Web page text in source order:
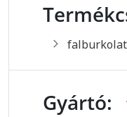
falburkolat
Gyártó: